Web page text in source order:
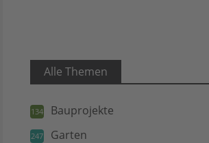
Alle Themen
134 Bauprojekte
247 Garten